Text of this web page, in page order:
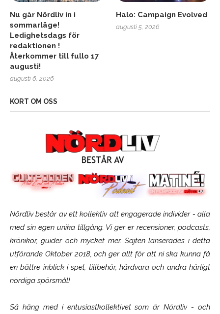
Nu går Nördliv in i
sommarläge!
Ledighetsdags för
redaktionen !
Återkommer till fullo 17
augusti!
augusti 6, 2026
Halo: Campaign Evolved
augusti 5, 2026
KORT OM OSS
Nördliv består av ett kollektiv att engagerade individer - alla
med sin egen unika tillgång. Vi ger er recensioner, podcasts,
krönikor, guider och mycket mer. Sajten lanserades i detta
utförande Oktober 2018, och ger allt för att ni ska kunna få
en bättre inblick i spel, tillbehör, hårdvara och andra härligt
nördiga spörsmål!
Så häng med i entusiastkollektivet som ärNördliv- och